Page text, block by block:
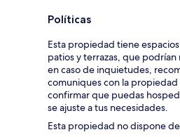
Políticas
Esta propiedad tiene
patios y terrazas, que
en caso de inquietudes,
comuniques con la
confirmar que puedas
se ajuste a tus necesidades.
Esta propiedad no dispone